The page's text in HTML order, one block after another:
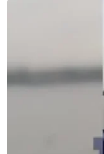
Phó Tổng Biên